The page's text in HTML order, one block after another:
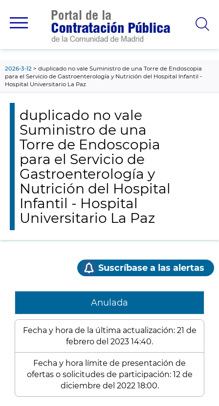
principal
2026-3-12
duplicado no vale Suministro de una Torre de Endoscopia
para el Servicio de Gastroenterología y Nutrición del Hospital Infantil -
Hospital Universitario La Paz
duplicado no vale
Suministro de una
Torre de Endoscopia
para el Servicio de
Gastroenterología y
Nutrición del Hospital
Infantil - Hospital
Universitario La Paz
Suscríbase a las alertas
Anulada
Fecha y hora de la última actualización: 21 de
febrero del 2023 14:40.
Fecha y hora límite de presentación de
ofertas o solicitudes de participación: 12 de
diciembre del 2022 18:00.